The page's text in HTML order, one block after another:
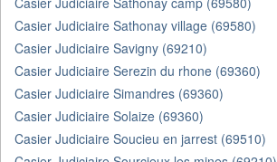
Casier Judiciaire Sathonay village (69580)
Casier Judiciaire Savigny (69210)
Casier Judiciaire Serezin du rhone (69360)
Casier Judiciaire Simandres (69360)
Casier Judiciaire Solaize (69360)
Casier Judiciaire Soucieu en jarrest (69510)